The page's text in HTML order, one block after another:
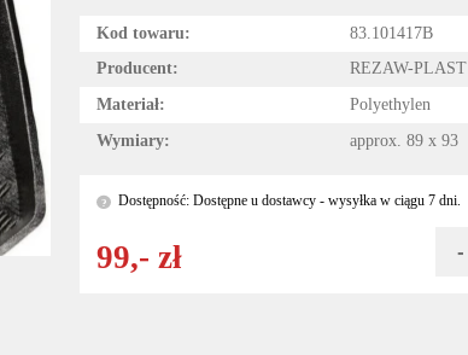
Kod towaru:
83.101417B
Producent:
REZAW-PLAST
Materiał:
Polyethylen
Wymiary:
approx. 89 x 93
? Dostępność: Dostępne u dostawcy - wysyłka w ciągu 7 dni.
99,- zł -